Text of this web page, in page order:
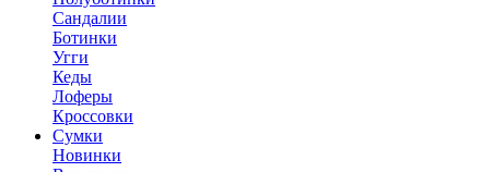
Сандалии
Ботинки
Угги
Кеды
Лоферы
Кроссовки
Сумки
Новинки